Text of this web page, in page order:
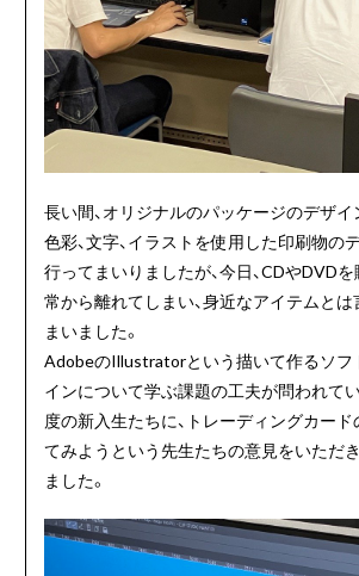
長い間、オリジナルのパッケージのデザイ
色彩、文字、イラストを使用した印刷物の
行ってまいりましたが、今日、CDやDVD
常から離れてしまい、身近なアイテムと
まいました。
AdobeのIllustratorという描いて作るソフ
インについて学ぶ課題の工夫が問われて
度の新入生たちに、トレーディングカー
てみようという先生たちの意見をいただ
ました。